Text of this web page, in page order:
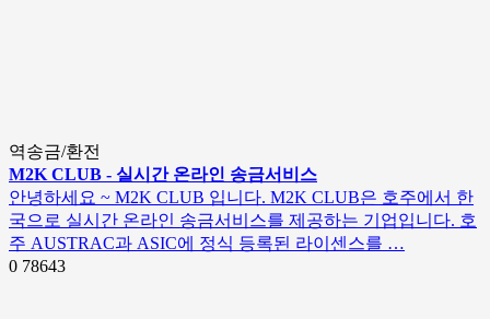
역송금/환전
M2K CLUB - 실시간 온라인 송금서비스
안녕하세요 ~ M2K CLUB 입니다. M2K CLUB은 호주에서 한
국으로 실시간 온라인 송금서비스를 제공하는 기업입니다. 호
주 AUSTRAC과 ASIC에 정식 등록된 라이센스를 …
0 78643